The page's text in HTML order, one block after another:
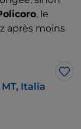
, le
après moins
Italia